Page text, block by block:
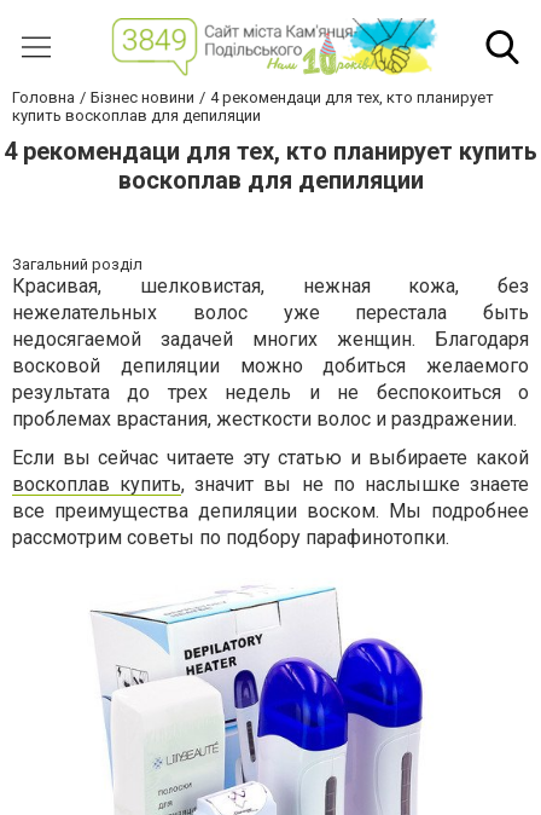
Головна Бізнес новини
4 рекомендаци для тех, кто планирует
купить воскоплав для депиляции
4 рекомендаци для тех, кто планирует купить
воскоплав для депиляции
Загальний розділ
Красивая, шелковистая, нежная кожа, без
нежелательных волос уже перестала быть
недосягаемой задачей многих женщин. Благодаря
восковой депиляции можно добиться желаемого
результата до трех недель и не беспокоиться о
проблемах врастания, жесткости волос и раздражении.
Если вы сейчас читаете эту статью и выбираете какой
воскоплав купить, значит вы не по наслышке знаете
все преимущества депиляции воском. Мы подробнее
рассмотрим советы по подбору парафинотопки.